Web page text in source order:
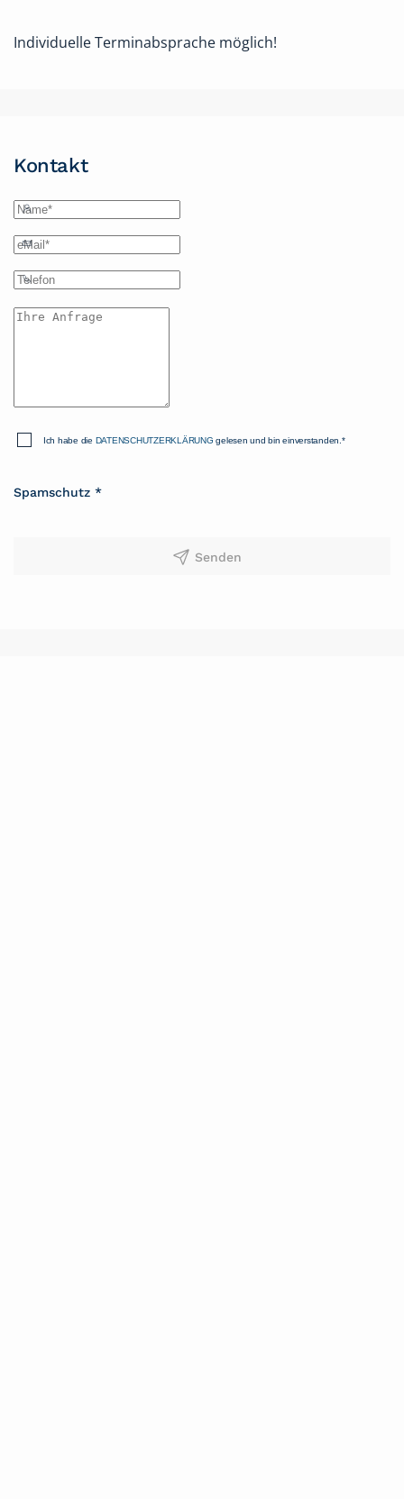
Individuelle Terminabsprache möglich!
Kontakt
Ich habe die DATENSCHUTZERKLÄRUNGgelesen und bin einverstanden.*
Spamschutz *
Senden